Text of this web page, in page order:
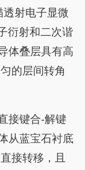
透射电子显微
衍射和二次谐
体叠层具有高
的层间转角
接键合-解键
从蓝宝石衬底
接转移，且